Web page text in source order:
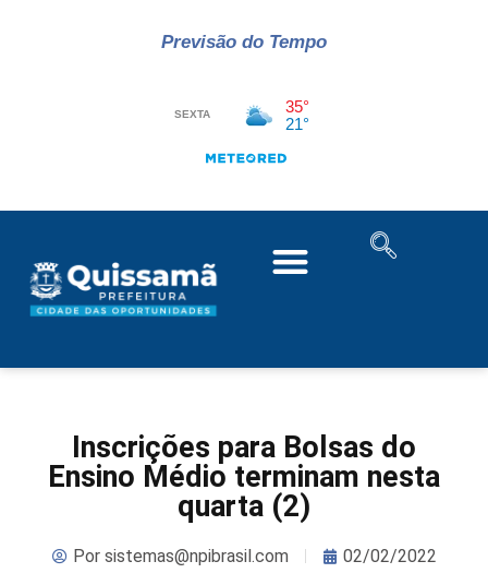
Previsão do Tempo
Inscrições para Bolsas do
Ensino Médio terminam nesta
quarta (2)
Porsistemas@npibrasil.com 02/02/2022